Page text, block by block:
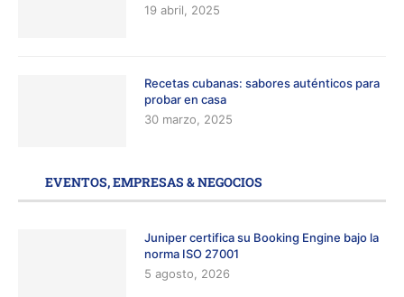
19 abril, 2025
Recetas cubanas: sabores auténticos para
probar en casa
30 marzo, 2025
EVENTOS, EMPRESAS & NEGOCIOS
Juniper certifica su Booking Engine bajo la
norma ISO 27001
5 agosto, 2026